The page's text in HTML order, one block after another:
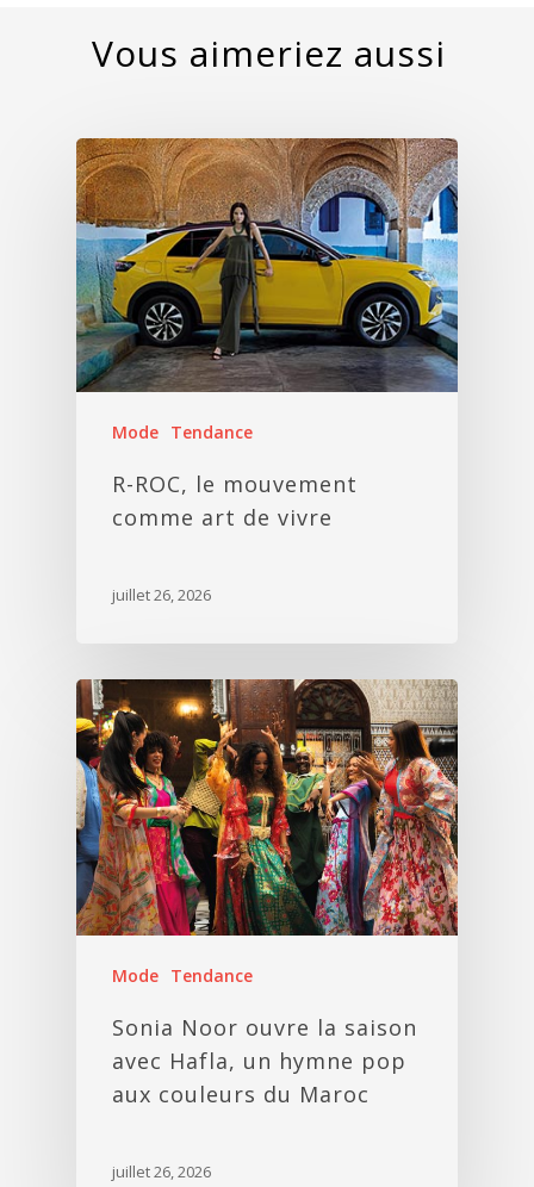
Mode Tendance
R-ROC, le mouvement
comme art de vivre
juillet 26, 2026
Mode Tendance
Sonia Noor ouvre la saison
avec Hafla, un hymne pop
aux couleurs du Maroc
juillet 26, 2026